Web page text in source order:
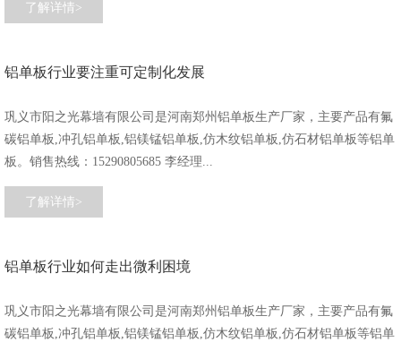
了解详情>
铝单板行业要注重可定制化发展
巩义市阳之光幕墙有限公司是河南郑州铝单板生产厂家，主要产品有氟
碳铝单板,冲孔铝单板,铝镁锰铝单板,仿木纹铝单板,仿石材铝单板等铝单
板。销售热线：15290805685 李经理...
了解详情>
铝单板行业如何走出微利困境
巩义市阳之光幕墙有限公司是河南郑州铝单板生产厂家，主要产品有氟
碳铝单板,冲孔铝单板,铝镁锰铝单板,仿木纹铝单板,仿石材铝单板等铝单